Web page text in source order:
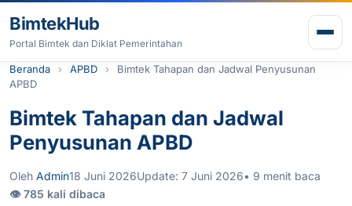
BimtekHub
Portal Bimtek dan Diklat Pemerintahan
Beranda APBD
Bimtek Tahapan dan Jadwal Penyusunan
APBD
Bimtek Tahapan dan Jadwal
Penyusunan APBD
Oleh Admin18 Juni 2026Update: 7 Juni 2026• 9 menit baca
👁 785 kali dibaca